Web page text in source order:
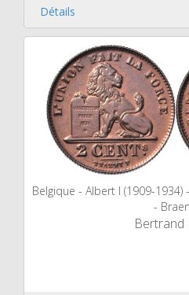
Détails
Belgique - Albert I (1909-
-
Bertrand